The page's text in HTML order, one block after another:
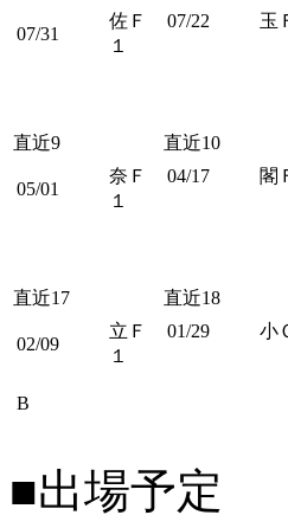
07/31
佐Ｆ
１
07/22 玉
直近9 直近10
05/01
奈Ｆ
１
04/17 閣
直近17 直近18
02/09
立Ｆ
１
B
01/29 小
■出場予定